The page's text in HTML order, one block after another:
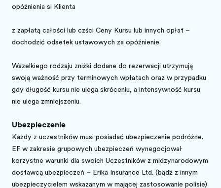
opóźnienia się Klienta
z zapłatą całości lub części Ceny Kursu lub innych opłat –
dochodzić odsetek ustawowych za opóźnienie.
Wszelkiego rodzaju zniżki dodane do rezerwacji utrzymują
swoją ważność przy terminowych wpłatach oraz w przypadku
gdy długość kursu nie ulega skróceniu, a intensywność kursu
nie ulega zmniejszeniu.
Ubezpieczenie
Każdy z uczestników musi posiadać ubezpieczenie podróżne.
EF w zakresie grupowych ubezpieczeń wynegocjował
korzystne warunki dla swoich Uczestników z międzynarodowym
dostawcą ubezpieczeń – Erika Insurance Ltd. (bądź z innym
ubezpieczycielem wskazanym w mającej zastosowanie polisie)